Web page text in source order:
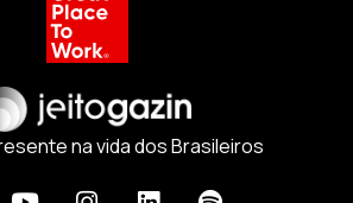
na vida dos Brasileiros